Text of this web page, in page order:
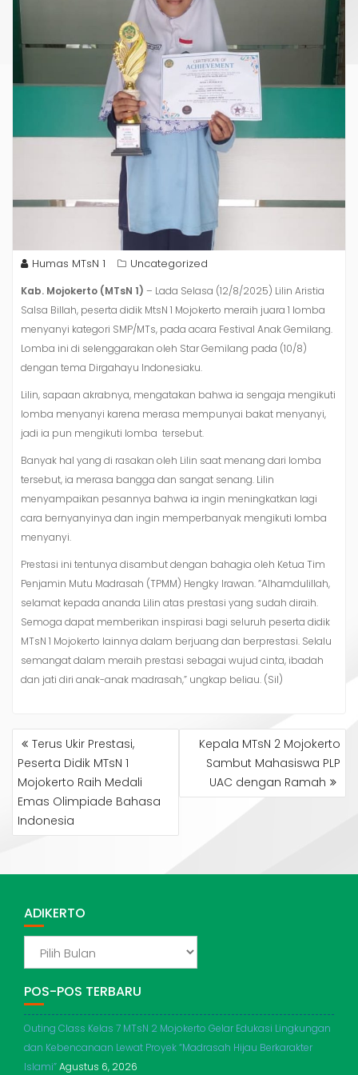
Humas MTsN 1 Uncategorized
Kab. Mojokerto (MTsN 1) – Lada Selasa (12/8/2025) Lilin Aristia
Salsa Billah, peserta didik MtsN 1 Mojokerto meraih juara 1 lomba
menyanyi kategori SMP/MTs, pada acara Festival Anak Gemilang.
Lomba ini di selenggarakan oleh Star Gemilang pada (10/8)
dengan tema Dirgahayu Indonesiaku.
Lilin, sapaan akrabnya, mengatakan bahwa ia sengaja mengikuti
lomba menyanyi karena merasa mempunyai bakat menyanyi,
jadi ia pun mengikuti lomba tersebut.
Banyak hal yang di rasakan oleh Lilin saat menang dari lomba
tersebut, ia merasa bangga dan sangat senang. Lilin
menyampaikan pesannya bahwa ia ingin meningkatkan lagi
cara bernyanyinya dan ingin memperbanyak mengikuti lomba
menyanyi.
Prestasi ini tentunya disambut dengan bahagia oleh Ketua Tim
Penjamin Mutu Madrasah (TPMM) Hengky Irawan. ”Alhamdulillah,
selamat kepada ananda Lilin atas prestasi yang sudah diraih.
Semoga dapat memberikan inspirasi bagi seluruh peserta didik
MTsN 1 Mojokerto lainnya dalam berjuang dan berprestasi. Selalu
semangat dalam meraih prestasi sebagai wujud cinta, ibadah
dan jati diri anak-anak madrasah,” ungkap beliau. (Sil)
NAVIGASI
POSTerus Ukir Prestasi,
Peserta Didik MTsN 1
Mojokerto Raih Medali
Emas Olimpiade Bahasa
Indonesia
Kepala MTsN 2 Mojokerto
Sambut Mahasiswa PLP
UAC dengan Ramah
ADIKERTO
POS-POS TERBARU
Outing Class Kelas 7 MTsN 2 Mojokerto Gelar Edukasi Lingkungan
dan Kebencanaan Lewat Proyek “Madrasah Hijau Berkarakter
Islami”Agustus 6, 2026